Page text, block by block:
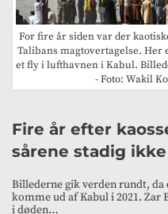
For fire år siden var der
Talibans magtovertagelse.
et fly i lufthavnen i Kabul.
- Foto: Wakil
Fire år efter
sårene stadig
Billederne gik verden rundt, da
komme ud af Kabul i 2021.
i døden…